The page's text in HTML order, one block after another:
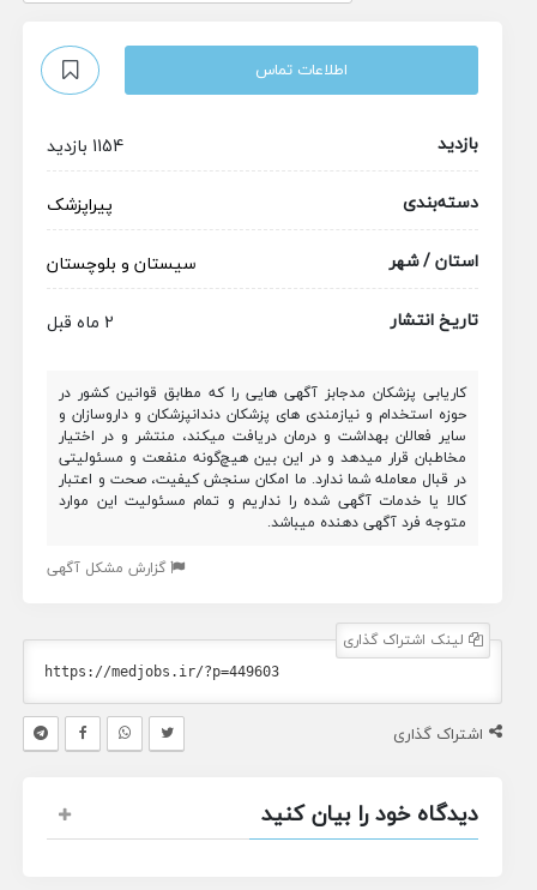
اطلاعات تماس
بازدید
1154 بازدید
دسته‌بندی
پیراپزشک
استان / شهر
سیستان و بلوچستان
تاریخ انتشار
2 ماه قبل
کاریابی پزشکان مدجابز آگهی هایی را که مطابق قوانین کشور در
حوزه استخدام و نیازمندی های پزشکان دندانپزشکان و داروسازان و
سایر فعالان بهداشت و درمان دریافت میکند، منتشر و در اختیار
مخاطبان قرار میدهد و در این بین هیچ‌گونه منفعت و مسئولیتی
در قبال معامله شما ندارد. ما امکان سنجش کیفیت، صحت و اعتبار
کالا یا خدمات آگهی شده را نداریم و تمام مسئولیت این موارد
متوجه فرد آگهی دهنده میباشد.
گزارش مشکل آگهی
لینک اشتراک گذاری
اشتراک گذاری
دیدگاه خود را بیان کنید